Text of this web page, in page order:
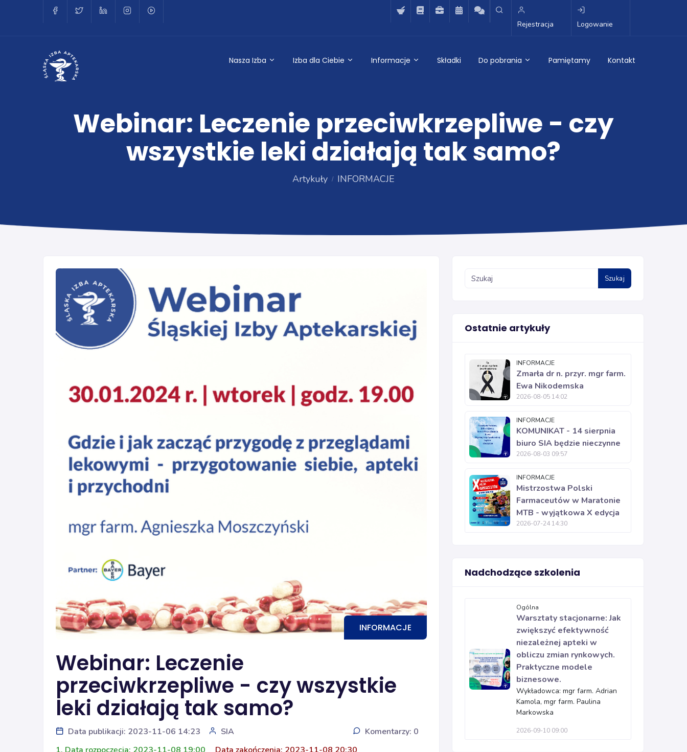
Rejestracja Logowanie
Nasza Izba Izba dla Ciebie Informacje Składki Do pobrania Pamiętamy Kontakt
Webinar: Leczenie przeciwkrzepliwe - czy
wszystkie leki działają tak samo?
Artykuły INFORMACJE
INFORMACJE
Webinar: Leczenie
przeciwkrzepliwe - czy wszystkie
leki działają tak samo?
Data publikacji: 2023-11-06 14:23 SIA
Komentarzy: 0
Szukaj
Ostatnie artykuły
INFORMACJE
Zmarła dr n. przyr. mgr farm.
Ewa Nikodemska
2026-08-05 14:02
INFORMACJE
KOMUNIKAT - 14 sierpnia
biuro SIA będzie nieczynne
2026-08-03 09:57
INFORMACJE
Mistrzostwa Polski
Farmaceutów w Maratonie
MTB - wyjątkowa X edycja
2026-07-24 14:30
Nadchodzące szkolenia
Ogólna
Warsztaty stacjonarne: Jak
zwiększyć efektywność
niezależnej apteki w
obliczu zmian rynkowych.
Praktyczne modele
biznesowe.
Wykładowca: mgr farm. Adrian
Kamola, mgr farm. Paulina
Markowska
2026-09-10 09:00